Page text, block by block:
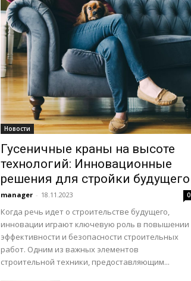
Новости
Гусеничные краны на высоте
технологий: Инновационные
решения для стройки будущего
manager - 18.11.2023 0
Когда речь идет о строительстве будущего,
инновации играют ключевую роль в повышении
эффективности и безопасности строительных
работ. Одним из важных элементов
строительной техники, предоставляющим...